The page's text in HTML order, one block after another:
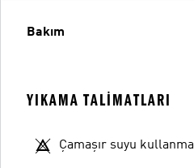
Bakım
YIKAMA TALIMATLARI
Çamaşır suyu kullanma